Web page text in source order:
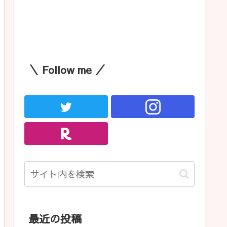
＼ Follow me ／
最近の投稿